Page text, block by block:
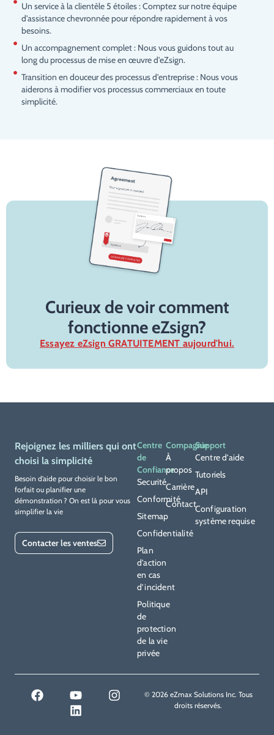
Un service à la clientèle 5 étoiles : Comptez sur notre équipe
d'assistance chevronnée pour répondre rapidement à vos
besoins.
Un accompagnement complet : Nous vous guidons tout au
long du processus de mise en œuvre d'eZsign.
Transition en douceur des processus d'entreprise : Nous vous
aiderons à modifier vos processus commerciaux en toute
simplicité.
Curieux de voir comment
fonctionne eZsign?
Essayez eZsign GRATUITEMENT aujourd'hui.
Rejoignez les milliers qui ont
choisi la simplicité
Besoin d’aide pour choisir le bon
forfait ou planifier une
démonstration ? On est là pour vous
simplifier la vie
Contacter les ventes
Centre
de
Confiance
Securité
Conformité
Sitemap
Confidentialité
Plan
d’action
en cas
d’incident
Politique
de
protection
de la vie
privée
Compagnie
À
propos
Carrière
Contact
Support
Centre d’aide
Tutoriels
API
Configuration
système requise
© 2026 eZmax Solutions Inc. Tous
droits réservés.